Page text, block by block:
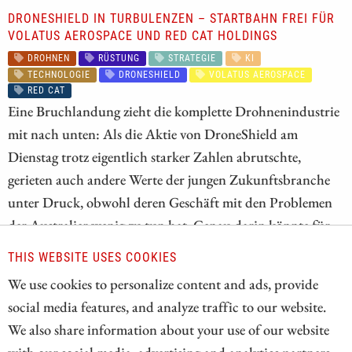
THIS WEBSITE USES COOKIES
We use cookies to personalize content and ads, provide
social media features, and analyze traffic to our website.
We also share information about your use of our website
DRONESHIELD IN TURBULENZEN – STARTBAHN FREI FÜR
VOLATUS AEROSPACE UND RED CAT HOLDINGS
DROHNEN RÜSTUNG STRATEGIE
KI
TECHNOLOGIE
DRONESHIELD
VOLATUS AEROSPACE
RED CAT
Eine Bruchlandung zieht die komplette Drohnenindustrie
mit nach unten: Als die Aktie von DroneShield am
Dienstag trotz eigentlich starker Zahlen abrutschte,
gerieten auch andere Werte der jungen Zukunftsbranche
unter Druck, obwohl deren Geschäft mit den Problemen
der Australier wenig zu tun hat. Genau darin könnte für
Anleger ein gewaltiger Hebel liegen – zumindest, wenn
der Experten signalisieren für Volatus Aerospace und Red
Cat Holdings mehr als 100 % Aufwärtspotenzial.